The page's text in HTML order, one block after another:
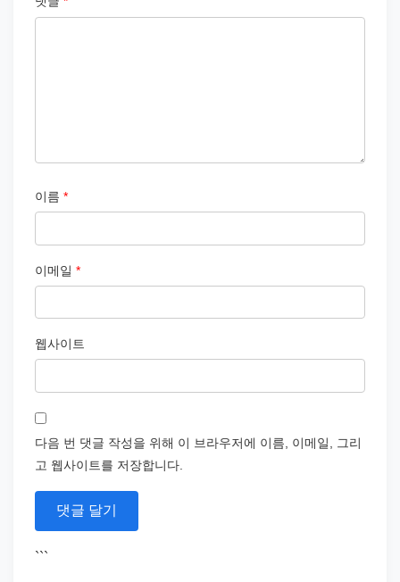
이름 *
이메일 *
웹사이트
다음 번 댓글 작성을 위해 이 브라우저에 이름, 이메일, 그리
고 웹사이트를 저장합니다.
```